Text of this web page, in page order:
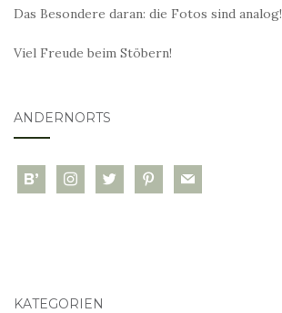
Das Besondere daran: die Fotos sind analog!
Viel Freude beim Stöbern!
ANDERNORTS
bloglovininstagramtwitter pinterest
mail
KATEGORIEN